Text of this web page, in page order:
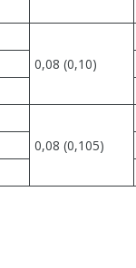
0,08 (0,10)
0,08 (0,105)